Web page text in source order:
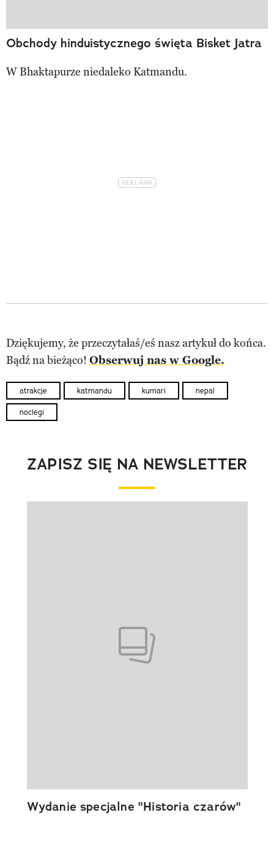
Obchody hinduistycznego święta Bisket Jatra
W Bhaktapurze niedaleko Katmandu.
Dziękujemy, że przeczytałaś/eś nasz artykuł do końca.
Bądź na bieżąco! Obserwuj nas w Google.
atrakcje katmandu kumari nepal
noclegi
ZAPISZ SIĘ NA NEWSLETTER
Wydanie specjalne "Historia czarów"